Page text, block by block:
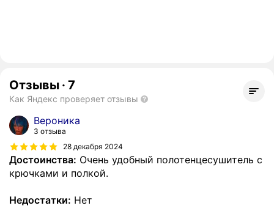
Отзывы · 7
Как Яндекс проверяет отзывы
Вероника
3 отзыва
28 декабря 2024
Достоинства: Очень удобный полотенцесушитель с
крючками и полкой.
Недостатки: Нет